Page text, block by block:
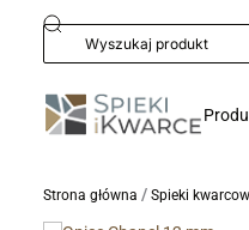
Strona główna / Spieki